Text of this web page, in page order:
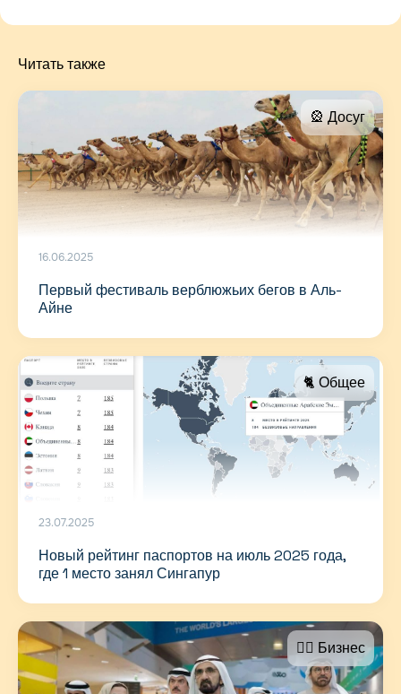
Читать также
🎡 Досуг
16.06.2025
Первый фестиваль верблюжьих бегов в Аль-
Айне
🐈 Общее
23.07.2025
Новый рейтинг паспортов на июль 2025 года,
где 1 место занял Сингапур
🤵‍♂️ Бизнес